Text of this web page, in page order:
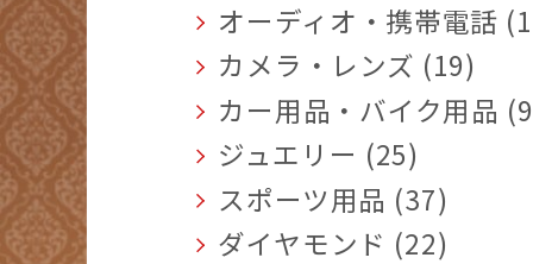
オーディオ・携帯電話
カメラ・レンズ (19)
カー用品・バイク用品
ジュエリー (25)
スポーツ用品 (37)
ダイヤモンド (22)